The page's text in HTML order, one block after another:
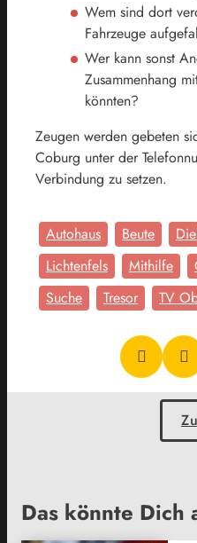
Wem sind dort
Fahrzeuge
Wer kann sonst
Zusammenhang
könnten?
Zeugen werden gebeten
Coburg unter der
Verbindung zu setzen.
Autohaus Beute
Lichtenfels
Mithilfe
Suche
Tresor TV
Das könnte Dich